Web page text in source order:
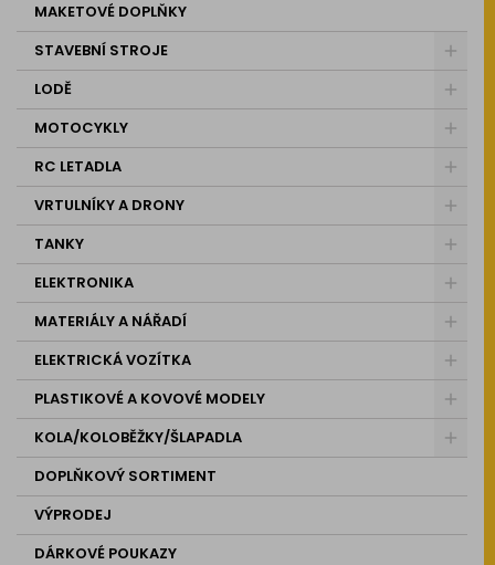
MAKETOVÉ DOPLŇKY
STAVEBNÍ STROJE
LODĚ
MOTOCYKLY
RC LETADLA
VRTULNÍKY A DRONY
TANKY
ELEKTRONIKA
MATERIÁLY A NÁŘADÍ
ELEKTRICKÁ VOZÍTKA
PLASTIKOVÉ A KOVOVÉ MODELY
KOLA/KOLOBĚŽKY/ŠLAPADLA
DOPLŇKOVÝ SORTIMENT
VÝPRODEJ
DÁRKOVÉ POUKAZY